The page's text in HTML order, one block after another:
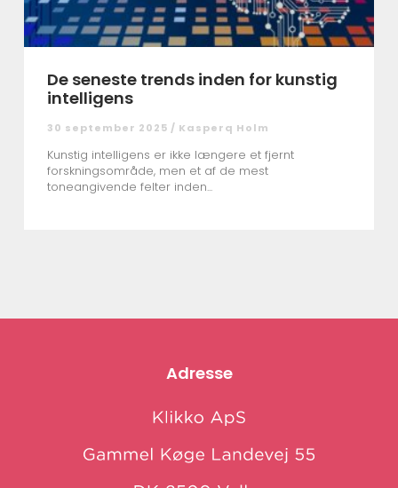
De seneste trends inden for kunstig
intelligens
30 september 2025 / Kasperq Holm
Kunstig intelligens er ikke længere et fjernt
forskningsområde, men et af de mest
toneangivende felter inden...
Adresse